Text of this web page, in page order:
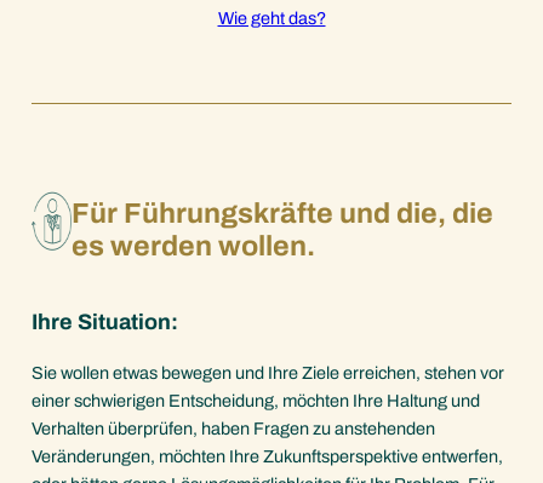
Wie geht das?
Für Führungskräfte und die, die
es werden wollen.
Ihre Situation:
Sie wollen etwas bewegen und Ihre Ziele erreichen, stehen vor
einer schwierigen Entscheidung, möchten Ihre Haltung und
Verhalten überprüfen, haben Fragen zu anstehenden
Veränderungen, möchten Ihre Zukunftsperspektive entwerfen,